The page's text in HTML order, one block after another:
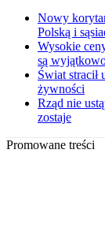
Nowy
Polską i
Wysokie
są wyjątkowo
Świat stracił
żywności
Rząd nie
zostaje
Promowane treści